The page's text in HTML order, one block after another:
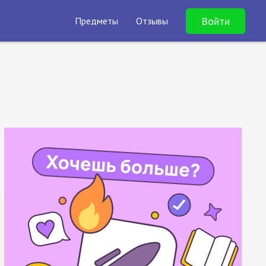
Предметы Отзывы Войти